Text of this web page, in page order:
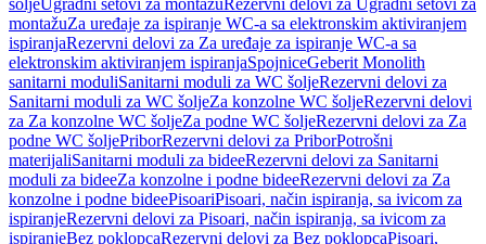
šoljeUgradni setovi za montažuRezervni delovi za Ugradni setovi za
montažuZa uređaje za ispiranje WC-a sa elektronskim aktiviranjem
ispiranjaRezervni delovi za Za uređaje za ispiranje WC-a sa
elektronskim aktiviranjem ispiranjaSpojniceGeberit Monolith
sanitarni moduliSanitarni moduli za WC šoljeRezervni delovi za
Sanitarni moduli za WC šoljeZa konzolne WC šoljeRezervni delovi
za Za konzolne WC šoljeZa podne WC šoljeRezervni delovi za Za
podne WC šoljePriborRezervni delovi za PriborPotrošni
materijaliSanitarni moduli za bideeRezervni delovi za Sanitarni
moduli za bideeZa konzolne i podne bideeRezervni delovi za Za
konzolne i podne bideePisoariPisoari, način ispiranja, sa ivicom za
ispiranjeRezervni delovi za Pisoari, način ispiranja, sa ivicom za
ispiranjeBez poklopcaRezervni delovi za Bez poklopcaPisoari,